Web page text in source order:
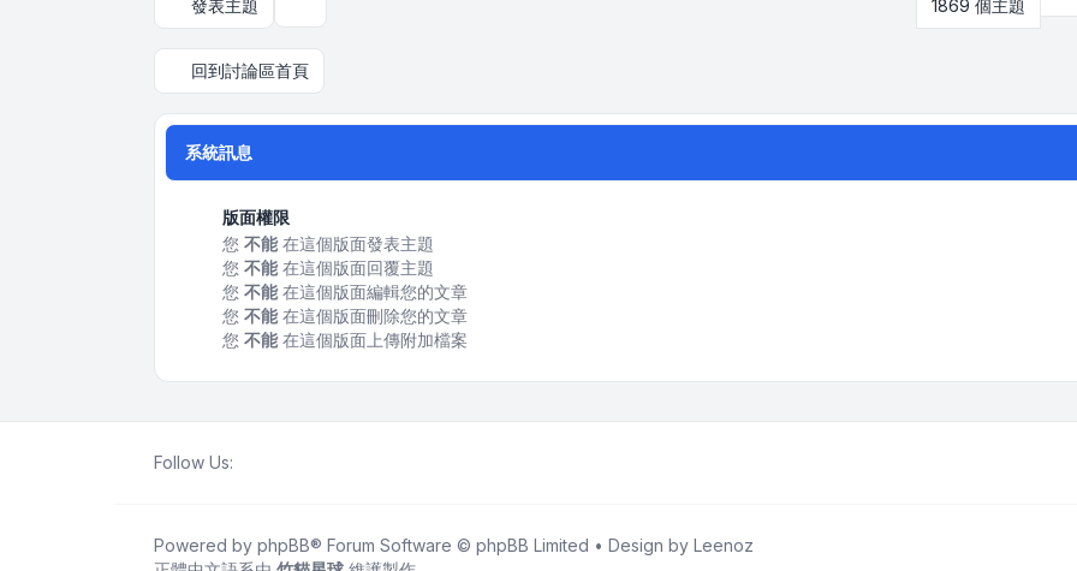
發表主題 1869 個主題 第
回到討論區首頁
系統訊息
版面權限
您 不能在這個版面發表主題
您 不能在這個版面回覆主題
您 不能在這個版面編輯您的文章
您 不能在這個版面刪除您的文章
您 不能在這個版面上傳附加檔案
Follow Us:
Powered by phpBB® Forum Software © phpBB Limited • Design by Leenoz